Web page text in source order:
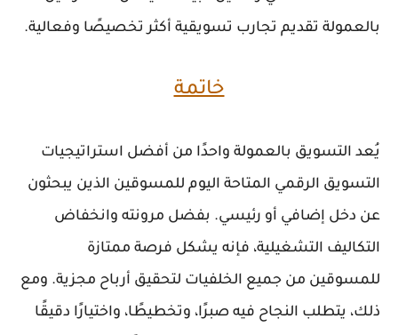
بالعمولة تقديم تجارب تسويقية أكثر تخصيصًا وفعالية.
خاتمة
يُعد التسويق بالعمولة واحدًا من أفضل استراتيجيات
التسويق الرقمي المتاحة اليوم للمسوقين الذين يبحثون
عن دخل إضافي أو رئيسي. بفضل مرونته وانخفاض
التكاليف التشغيلية، فإنه يشكل فرصة ممتازة
للمسوقين من جميع الخلفيات لتحقيق أرباح مجزية. ومع
ذلك، يتطلب النجاح فيه صبرًا، وتخطيطًا، واختيارًا دقيقًا